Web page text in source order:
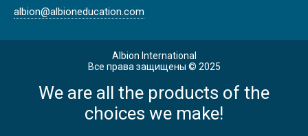
albion@albioneducation.com
Albion International
Все права защищены © 2025
We are all the products of the
choices we make!